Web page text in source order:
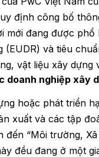
định công bố
mới đang được phổ
(EUDR) và tiêu
vật liệu xây dựng
doanh nghiệp xây
hoặc phát triển
xuất và các tập
đến “Môi trường,
đều đang ở một